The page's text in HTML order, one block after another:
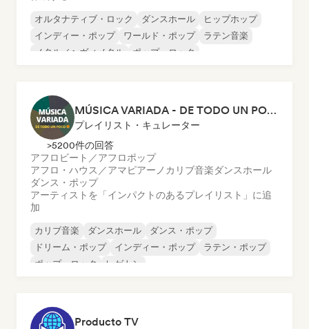
オルタナティブ・ロック ダンスホール
ヒップホップ
インディー・ポップ
ワールド・ポップ
ラテン音楽
メタル／ヘヴィメタル
ポップ・ロック
MÚSICA VARIADA - DE TODO UN POCO
プレイリスト・キュレーター
>5200件の回答
アフロビート／アフロポップ
アフロ・ハウス／アマピアーノ カリブ音楽ダンスホール
ダンス・ポップ
アーティストを「インパクトのあるプレイリスト」に追
加
カリブ音楽 ダンスホール
ダンス・ポップ
ドリーム・ポップ
インディー・ポップ
ラテン・ポップ
ポップ・ロック
レゲトン
Producto TV